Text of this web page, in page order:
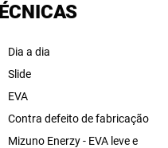
Dia a dia
Slide
EVA
Contra defeito de fabricação
Mizuno Enerzy - EVA leve e